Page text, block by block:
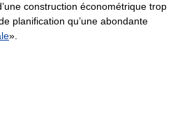
construction économétrique trop
planification qu’une abondante
».